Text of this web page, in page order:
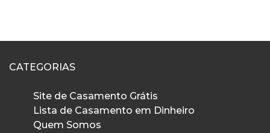
CATEGORIAS
Site de Casamento Grátis
Lista de Casamento em Dinheiro
Quem Somos